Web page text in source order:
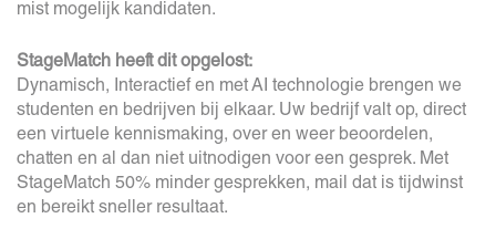
mist mogelijk kandidaten.
StageMatch heeft dit opgelost:
Dynamisch, Interactief en met AI technologie brengen we
studenten en bedrijven bij elkaar. Uw bedrijf valt op, direct
een virtuele kennismaking, over en weer beoordelen,
chatten en al dan niet uitnodigen voor een gesprek. Met
StageMatch 50% minder gesprekken, mail dat is tijdwinst
en bereikt sneller resultaat.